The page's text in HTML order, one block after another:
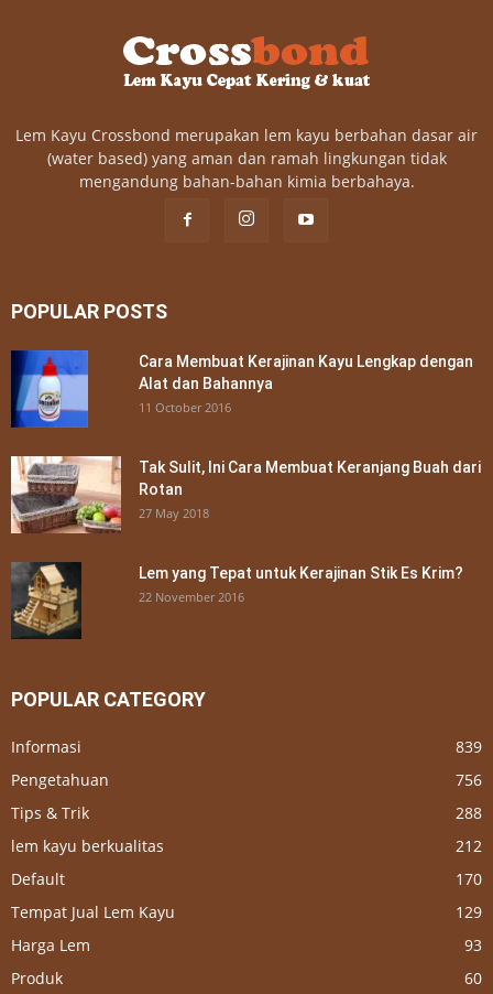
Lem Kayu Crossbond merupakan lem kayu berbahan dasar air
(water based) yang aman dan ramah lingkungan tidak
mengandung bahan-bahan kimia berbahaya.
POPULAR POSTS
Cara Membuat Kerajinan Kayu Lengkap dengan
Alat dan Bahannya
11 October 2016
Tak Sulit, Ini Cara Membuat Keranjang Buah dari
Rotan
27 May 2018
Lem yang Tepat untuk Kerajinan Stik Es Krim?
22 November 2016
POPULAR CATEGORY
Informasi
839
Pengetahuan
756
Tips & Trik
288
lem kayu berkualitas
212
Default
170
Tempat Jual Lem Kayu
129
Harga Lem
93
Produk
60